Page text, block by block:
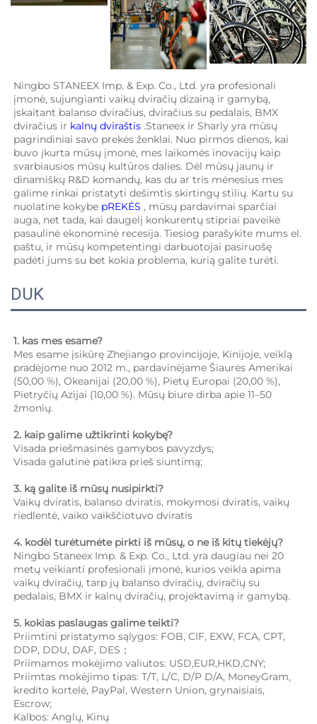
Ningbo STANEEX Imp. & Exp. Co., Ltd. yra profesionali
įmonė, sujungianti vaikų dviračių dizainą ir gamybą,
įskaitant balanso dviračius, dviračius su pedalais, BMX
dviračius ir kalnų dviraštis .Staneex ir Sharly yra mūsų
pagrindiniai savo prekės ženklai. Nuo pirmos dienos, kai
buvo įkurta mūsų įmonė, mes laikomės inovacijų kaip
svarbiausios mūsų kultūros dalies. Dėl mūsų jaunų ir
dinamiškų R&D komandų, kas du ar tris mėnesius mes
galime rinkai pristatyti dešimtis skirtingų stilių. Kartu su
nuolatine kokybe pREKĖS , mūsų pardavimai sparčiai
auga, net tada, kai daugelį konkurentų stipriai paveikė
pasaulinė ekonominė recesija. Tiesiog parašykite mums el.
paštu, ir mūsų kompetentingi darbuotojai pasiruošę
padėti jums su bet kokia problema, kurią galite turėti.
DUK
1. kas mes esame?
Mes esame įsikūrę Zhejiango provincijoje, Kinijoje, veiklą
pradėjome nuo 2012 m., pardavinėjame Šiaurės Amerikai
(50,00 %), Okeanijai (20,00 %), Pietų Europai (20,00 %),
Pietryčių Azijai (10,00 %). Mūsų biure dirba apie 11–50
žmonių.
2. kaip galime užtikrinti kokybę?
Visada priešmasinės gamybos pavyzdys;
Visada galutinė patikra prieš siuntimą;
3. ką galite iš mūsų nusipirkti?
Vaikų dviratis, balanso dviratis, mokymosi dviratis, vaikų
riedlentė, vaiko vaikščiotuvo dviratis
4. kodėl turėtumėte pirkti iš mūsų, o ne iš kitų tiekėjų?
Ningbo Staneex Imp. & Exp. Co., Ltd. yra daugiau nei 20
metų veikianti profesionali įmonė, kurios veikla apima
vaikų dviračių, tarp jų balanso dviračių, dviračių su
pedalais, BMX ir kalnų dviračių, projektavimą ir gamybą.
5. kokias paslaugas galime teikti?
Priimtini pristatymo sąlygos: FOB, CIF, EXW, FCA, CPT,
DDP, DDU, DAF, DES；
Priimamos mokėjimo valiutos: USD,EUR,HKD,CNY;
Priimtas mokėjimo tipas: T/T, L/C, D/P D/A, MoneyGram,
kredito kortelė, PayPal, Western Union, grynaisiais,
Escrow;
Kalbos: Anglų, Kinų